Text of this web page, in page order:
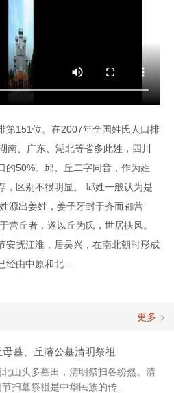
第151位。在2007年全国姓氏人口排
南、广东、湖北等省多此姓，四川
的50%。邱、丘二字同音，作为姓
，区别不很明显。 邱姓一般认为是
源出姜姓，姜子牙封于齐而都营
营丘者，遂以丘为氏，世居扶风。
安抚江淮，居吴兴，在南北朝时形成
由中原和北...
更多
母墓、丘濬公墓清明祭祖
北山头多墓田，清明祭扫各纷然。清
节扫墓祭祖是中华民族的传...